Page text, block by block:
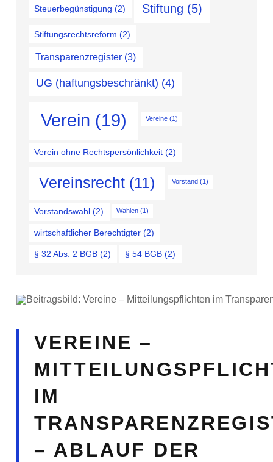
Steuerbegünstigung (2) Stiftung (5)
Stiftungsrechtsreform (2)
Transparenzregister(3)
UG (haftungsbeschränkt) (4)
Verein (19) Vereine(1)
Verein ohne Rechtspersönlichkeit (2)
Vereinsrecht(11) Vorstand (1)
Vorstandswahl (2) Wahlen(1)
wirtschaftlicher Berechtigter (2)
§ 32 Abs. 2 BGB (2) § 54 BGB (2)
VEREINE –
IM
– ABLAUF DER